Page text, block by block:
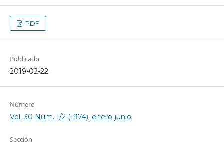
PDF
Publicado
2019-02-22
Número
Vol. 30 Núm. 1/2 (1974): enero-junio
Sección